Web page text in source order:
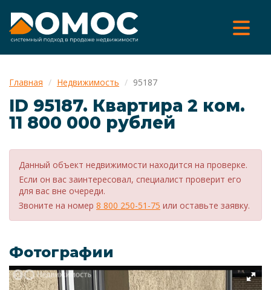
Главная Недвижимость 95187
ID 95187. Квартира 2 ком.
11 800 000 рублей
Данный объект недвижимости находится на проверке.
Если он вас заинтересовал, специалист проверит его
для вас вне очереди.
Звоните на номер 8 800 250-51-75 или оставьте заявку.
Фотографии